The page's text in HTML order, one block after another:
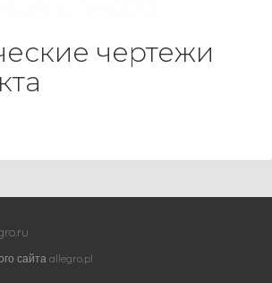
чертежи
сайта allegro.pl